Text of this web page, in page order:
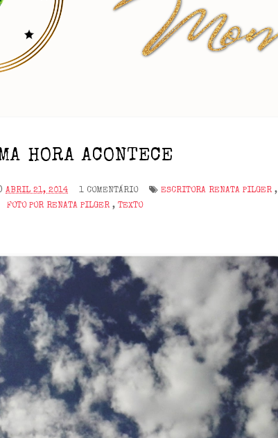
HORA ACONTECE
ABRIL 21, 2014 1 COMENTÁRIO ESCRITORA RENATA PILGER ,
FOTO POR RENATA PILGER , TEXTO